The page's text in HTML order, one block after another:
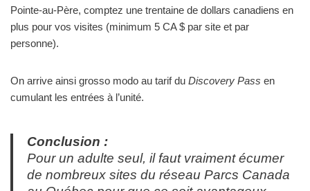
Pointe-au-Père, comptez une trentaine de dollars canadiens en
plus pour vos visites (minimum 5 CA $ par site et par
personne).
On arrive ainsi grosso modo au tarif du Discovery Pass en
cumulant les entrées à l’unité.
Conclusion :
Pour un adulte seul, il faut vraiment écumer
de nombreux sites du réseau Parcs Canada